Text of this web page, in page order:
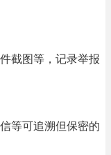
截图等，记录举报
等可追溯但保密的